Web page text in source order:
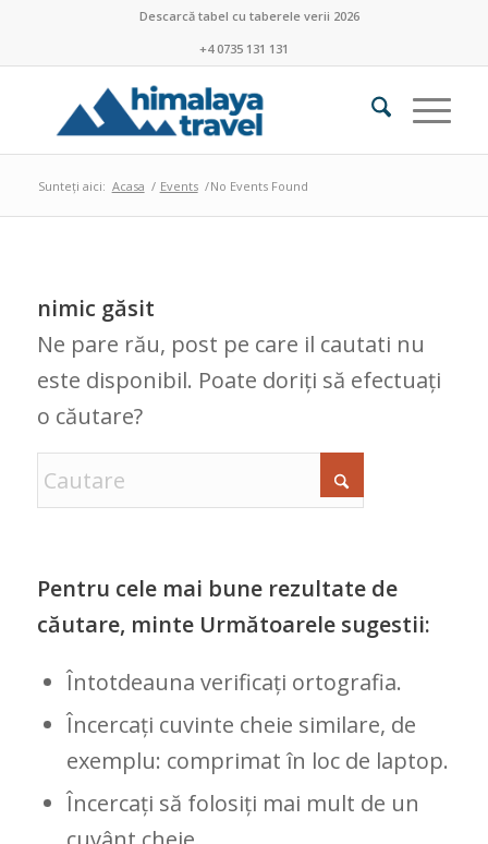
Descarcă tabel cu taberele verii 2026
+4 0735 131 131
Sunteți aici: Acasa / Events /No Events Found
nimic găsit
Ne pare rău, post pe care il cautati nu
este disponibil. Poate doriți să efectuați
o căutare?
Pentru cele mai bune rezultate de
căutare, minte Următoarele sugestii:
Întotdeauna verificați ortografia.
Încercați cuvinte cheie similare, de
exemplu: comprimat în loc de laptop.
Încercați să folosiți mai mult de un